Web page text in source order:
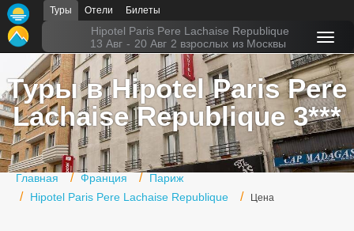
Туры Отели Билеты
Hipotel Paris Pere Lachaise Republique
13 Авг - 20 Авг 2 взрослых из Москвы
Туры в Hipotel Paris Pere
Lachaise Republique 3***
Главная Франция
Париж
Hipotel Paris Pere Lachaise Republique
Цена
Главная
Горящие туры
Туры в Турцию
Туры в Египет
Туры в ОАЭ
Офис г. Москва